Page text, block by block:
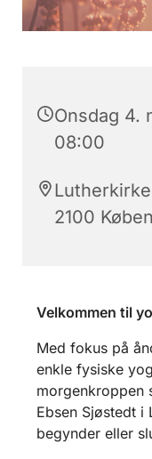
Onsdag 4.
08:00
2100
Velkommen til
Med fokus på
enkle fysiske
morgenkroppen
Ebsen Sjøstedt i
begynder eller